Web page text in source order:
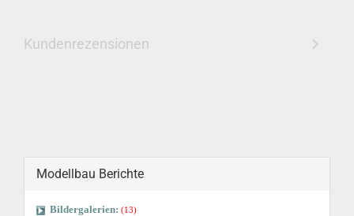
Kundenrezensionen
Modellbau Berichte
Bildergalerien: (13)